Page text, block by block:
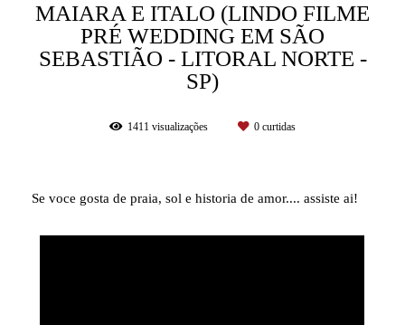
MAIARA E ITALO (LINDO FILME
PRÉ WEDDING EM SÃO
SEBASTIÃO - LITORAL NORTE -
SP)
1411 visualizações 0 curtidas
Se voce gosta de praia, sol e historia de amor.... assiste ai!